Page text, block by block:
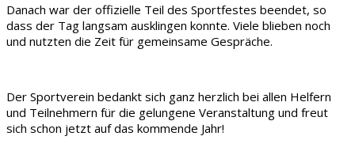
Danach war der offizielle Teil des Sportfestes beendet, so
dass der Tag langsam ausklingen konnte. Viele blieben noch
und nutzten die Zeit für gemeinsame Gespräche.
Der Sportverein bedankt sich ganz herzlich bei allen Helfern
und Teilnehmern für die gelungene Veranstaltung und freut
sich schon jetzt auf das kommende Jahr!